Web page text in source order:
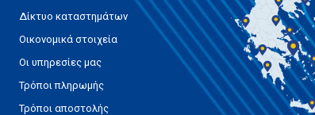
Δίκτυο καταστημάτων
Οικονομικά στοιχεία
Οι υπηρεσίες μας
Τρόποι πληρωμής
Τρόποι αποστολής